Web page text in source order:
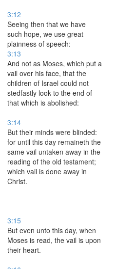
3:12
Seeing then that we have
such hope, we use great
plainness of speech:
3:13
And not as Moses, which put a
vail over his face, that the
children of Israel could not
stedfastly look to the end of
that which is abolished:
3:14
But their minds were blinded:
for until this day remaineth the
same vail untaken away in the
reading of the old testament;
which vail is done away in
Christ.
3:15
But even unto this day, when
Moses is read, the vail is upon
their heart.